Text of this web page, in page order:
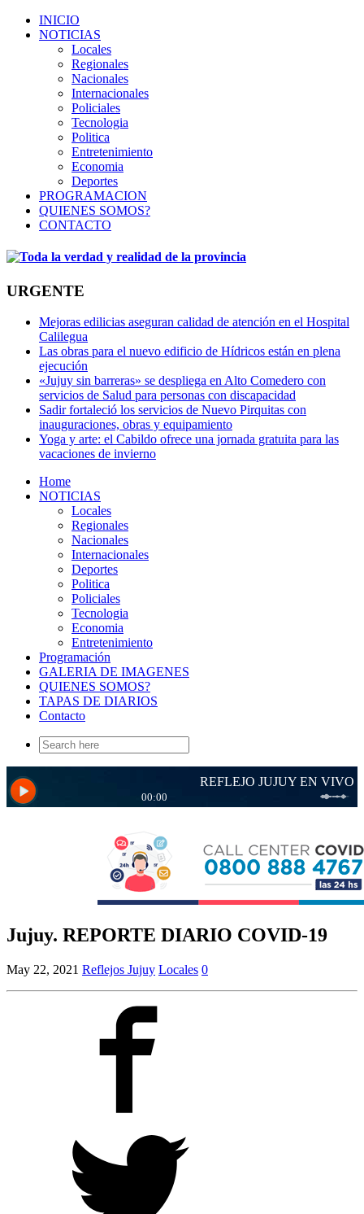
INICIO
NOTICIAS
Locales
Regionales
Nacionales
Internacionales
Policiales
Tecnologia
Politica
Entretenimiento
Economia
Deportes
PROGRAMACION
QUIENES SOMOS?
CONTACTO
URGENTE
Mejoras edilicias aseguran calidad de atención en el Hospital
Calilegua
Las obras para el nuevo edificio de Hídricos están en plena
ejecución
«Jujuy sin barreras» se despliega en Alto Comedero con
servicios de Salud para personas con discapacidad
Sadir fortaleció los servicios de Nuevo Pirquitas con
inauguraciones, obras y equipamiento
Yoga y arte: el Cabildo ofrece una jornada gratuita para las
vacaciones de invierno
Home
NOTICIAS
Locales
Regionales
Nacionales
Internacionales
Deportes
Politica
Policiales
Tecnologia
Economia
Entretenimiento
Programación
GALERIA DE IMAGENES
QUIENES SOMOS?
TAPAS DE DIARIOS
Contacto
Search
for:
Jujuy. REPORTE DIARIO COVID-19
May 22, 2021 Reflejos Jujuy Locales 0